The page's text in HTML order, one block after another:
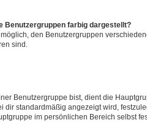
Benutzergruppen farbig dargestellt?
den Benutzergruppen
sind.
Benutzergruppe bist, dient die
dir standardmäßig angezeigt wird,
im persönlichen Bereich selbst